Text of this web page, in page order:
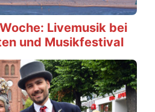
Livemusik bei
und Musikfestival